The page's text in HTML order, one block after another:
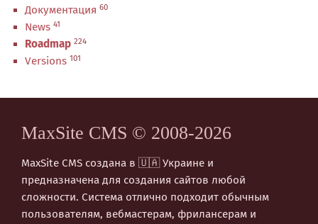
Документация 60
News 41
Roadmap 224
Versions 101
MaxSite CMS © 2008-2026
MaxSite CMS создана в 🇺🇦 Украине и
предназначена для создания сайтов любой
сложности. Система отлично подходит обычным
пользователям, вебмастерам, фрилансерам и